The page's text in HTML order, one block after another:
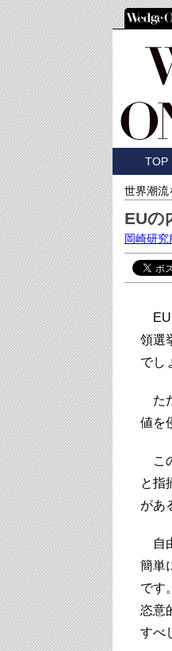
TOP
世界潮流
EUの
岡崎研究
EU
領選
でし
た
値を
こ
と指
があ
自
簡単
です
恣意
すべ